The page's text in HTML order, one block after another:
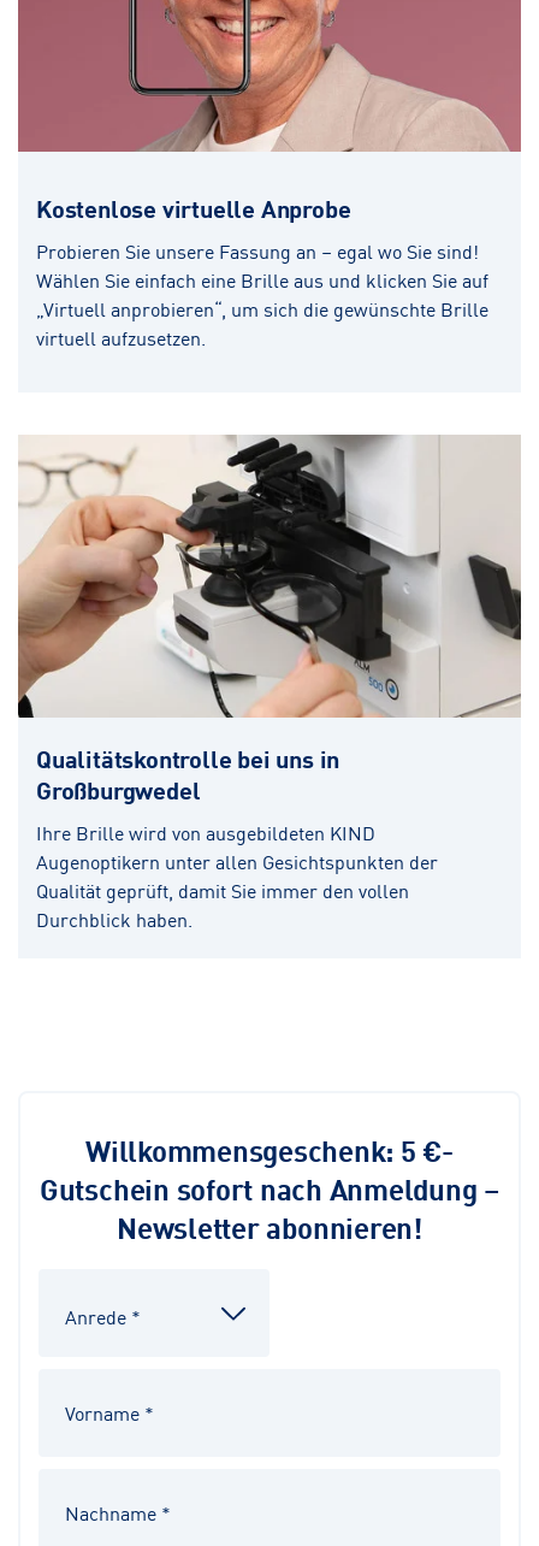
Kostenlose virtuelle Anprobe
Probieren Sie unsere Fassung an – egal wo Sie sind!
Wählen Sie einfach eine Brille aus und klicken Sie auf
„Virtuell anprobieren“, um sich die gewünschte Brille
virtuell aufzusetzen.
Qualitätskontrolle bei uns in
Großburgwedel
Ihre Brille wird von ausgebildeten KIND
Augenoptikern unter allen Gesichtspunkten der
Qualität geprüft, damit Sie immer den vollen
Durchblick haben.
Willkommensgeschenk: 5 €-
Gutschein sofort nach Anmeldung –
Newsletter abonnieren!